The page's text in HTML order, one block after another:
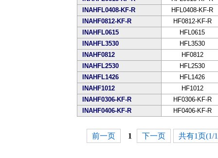
INAHFL0408-KF-R
HFL0408-KF-R
INAHF0812-KF-R
HF0812-KF-R
INAHFL0615
HFL0615
INAHFL3530
HFL3530
INAHF0812
HF0812
INAHFL2530
HFL2530
INAHFL1426
HFL1426
INAHF1012
HF1012
INAHF0306-KF-R
HF0306-KF-R
INAHF0406-KF-R
HF0406-KF-R
前一页 1 下一页 共有1页(1/